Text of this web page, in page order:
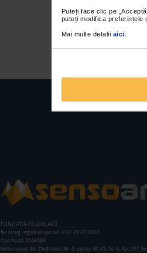
Puteți face clic pe
puteți modifica preferințele
Mai multe detalii aici
FUNDATIA FILDAS ART
Nr inreg registrul special: 4 PJ/ 29.01.2013
Cod fiscal: 9164384
Sediu social: Str. Delfinului, Nr. 6, parter Bl. 42, Sc. 4, Ap. 197,